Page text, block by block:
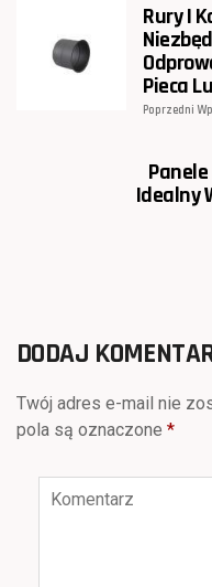
Rury I
Pieca
Poprzedni
Panele
Idealny
DODAJ
Twój adres e-mail nie
pola są oznaczone *